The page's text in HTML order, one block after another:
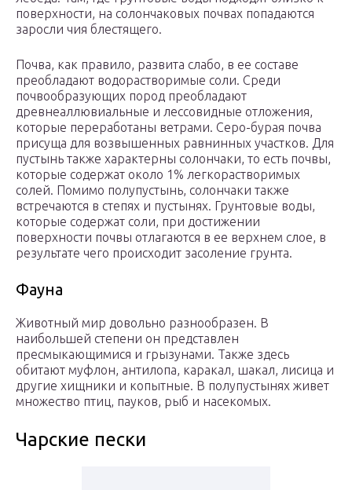
поверхности, на солончаковых почвах попадаются
заросли чия блестящего.
Почва, как правило, развита слабо, в ее составе
преобладают водорастворимые соли. Среди
почвообразующих пород преобладают
древнеаллювиальные и лессовидные отложения,
которые переработаны ветрами. Серо-бурая почва
присуща для возвышенных равнинных участков. Для
пустынь также характерны солончаки, то есть почвы,
которые содержат около 1% легкорастворимых
солей. Помимо полупустынь, солончаки также
встречаются в степях и пустынях. Грунтовые воды,
которые содержат соли, при достижении
поверхности почвы отлагаются в ее верхнем слое, в
результате чего происходит засоление грунта.
Фауна
Животный мир довольно разнообразен. В
наибольшей степени он представлен
пресмыкающимися и грызунами. Также здесь
обитают муфлон, антилопа, каракал, шакал, лисица и
другие хищники и копытные. В полупустынях живет
множество птиц, пауков, рыб и насекомых.
Чарские пески